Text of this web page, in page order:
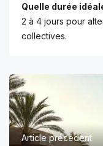
Quelle durée
2 à 4 jours pour
collectives.
Article précédent